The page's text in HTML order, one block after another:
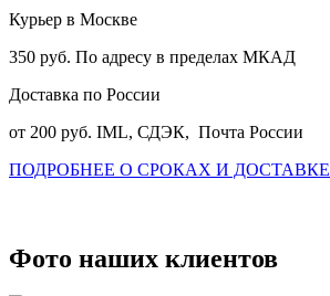
Курьер в Москве
350 руб. По адресу в пределах МКАД
Доставка по России
от 200 руб. IML, СДЭК, Почта России
ПОДРОБНЕЕ О СРОКАХ И ДОСТАВКЕ
Фото наших клиентов